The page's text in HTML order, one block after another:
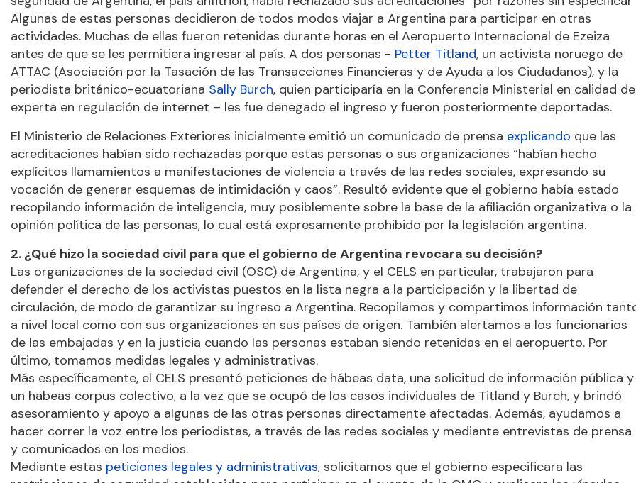
Algunas de estas personas decidieron de todos modos viajar a Argentina para participar en otras
actividades. Muchas de ellas fueron retenidas durante horas en el Aeropuerto Internacional de Ezeiza
antes de que se les permitiera ingresar al país. A dos personas - Petter Titland, un activista noruego de
ATTAC (Asociación por la Tasación de las Transacciones Financieras y de Ayuda a los Ciudadanos), y la
periodista británico-ecuatoriana Sally Burch, quien participaría en la Conferencia Ministerial en calidad de
experta en regulación de internet – les fue denegado el ingreso y fueron posteriormente deportadas.
El Ministerio de Relaciones Exteriores inicialmente emitió un comunicado de prensa explicando que las
acreditaciones habían sido rechazadas porque estas personas o sus organizaciones “habían hecho
explícitos llamamientos a manifestaciones de violencia a través de las redes sociales, expresando su
vocación de generar esquemas de intimidación y caos”. Resultó evidente que el gobierno había estado
recopilando información de inteligencia, muy posiblemente sobre la base de la afiliación organizativa o la
opinión política de las personas, lo cual está expresamente prohibido por la legislación argentina.
2. ¿Qué hizo la sociedad civil para que el gobierno de Argentina revocara su decisión?
Las organizaciones de la sociedad civil (OSC) de Argentina, y el CELS en particular, trabajaron para
defender el derecho de los activistas puestos en la lista negra a la participación y la libertad de
circulación, de modo de garantizar su ingreso a Argentina. Recopilamos y compartimos información
a nivel local como con sus organizaciones en sus países de origen. También alertamos a los funcionarios
de las embajadas y en la justicia cuando las personas estaban siendo retenidas en el aeropuerto. Por
último, tomamos medidas legales y administrativas.
Más específicamente, el CELS presentó peticiones de hábeas data, una solicitud de información pública y
un habeas corpus colectivo, a la vez que se ocupó de los casos individuales de Titland y Burch, y brindó
asesoramiento y apoyo a algunas de las otras personas directamente afectadas. Además, ayudamos a
hacer correr la voz entre los periodistas, a través de las redes sociales y mediante entrevistas de prensa
y comunicados en los medios.
Mediante estas peticiones legales y administrativas, solicitamos que el gobierno especificara las